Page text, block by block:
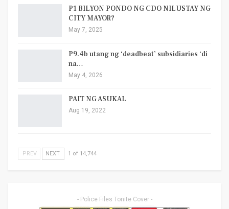
P1 BILYON PONDO NG CDO NILUSTAY NG
CITY MAYOR?
May 7, 2025
P9.4b utang ng ‘deadbeat’ subsidiaries ‘di
na…
May 4, 2026
PAIT NG ASUKAL
Aug 19, 2022
PREV NEXT 1 of 14,744
- Police Files Tonite Cover -